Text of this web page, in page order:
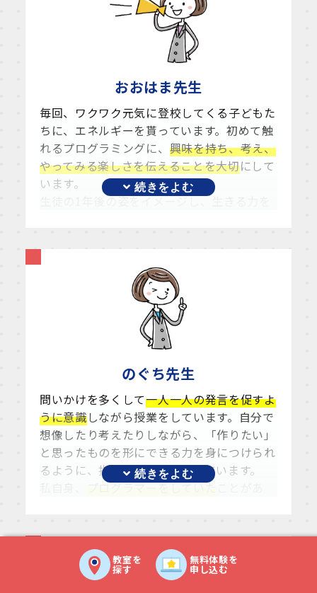
おおはま先生
毎回、ワクワク元気に登校してくる子どもた
ちに、エネルギーを貰っています。初めて触
れるプログラミングに、 興味を持ち、考え、
やってみる楽しさを伝えることを大切にして
います。
生徒の1年後の姿をイメージし、生きる力を
変化も見逃さず、その子の持っている物を伸
ばし、出来るようになった事は保護者様とも
共有していきたいです。
のぐち先生
問いかけを多くして一人一人の発言を促すよ
うに意識しながら授業をしています。自分で
想像したり考えたりしながら、「作りたい」
と思ったものを形にできる力を身につけられ
るように、指導できたらと思っています。
プログラマーをしていた
きますので、子どもたちにも目的の為に試行
錯誤を繰り返すことが、苦も無く、当たり前
のようにできるようになってもらえれば嬉し
無料体験を
申し込む
教室を
探す